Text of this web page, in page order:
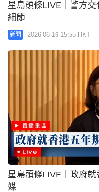
星島頭條LIVE｜警方
細節
新聞 2026-06-16 15:55 HKT
星島頭條LIVE｜政府
媒